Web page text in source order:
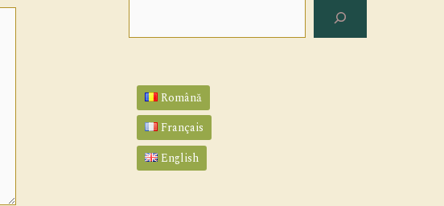
Română
Français
English